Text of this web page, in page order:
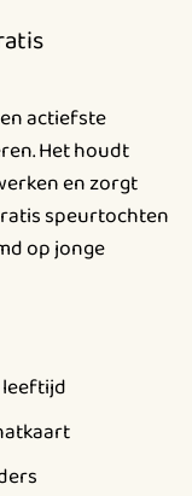
actiefste
Het houdt
en zorgt
speurtochten
op jonge